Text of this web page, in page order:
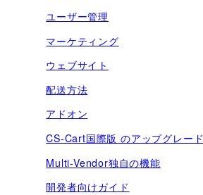
ユーザー管理
マーケティング
ウェブサイト
配送方法
アドオン
CS-Cart国際版 のアップグレード
Multi-Vendor独自の機能
開発者向けガイド